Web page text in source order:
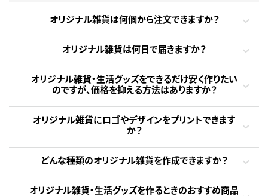
オリジナル雑貨は何個から注文できますか？
オリジナル雑貨は何日で届きますか？
オリジナル雑貨・生活グッズをできるだけ安く作りたい
のですが、価格を抑える方法はありますか？
オリジナル雑貨にロゴやデザインをプリントできます
か？
どんな種類のオリジナル雑貨を作成できますか？
オリジナル雑貨・生活グッズを作るときのおすすめ商品